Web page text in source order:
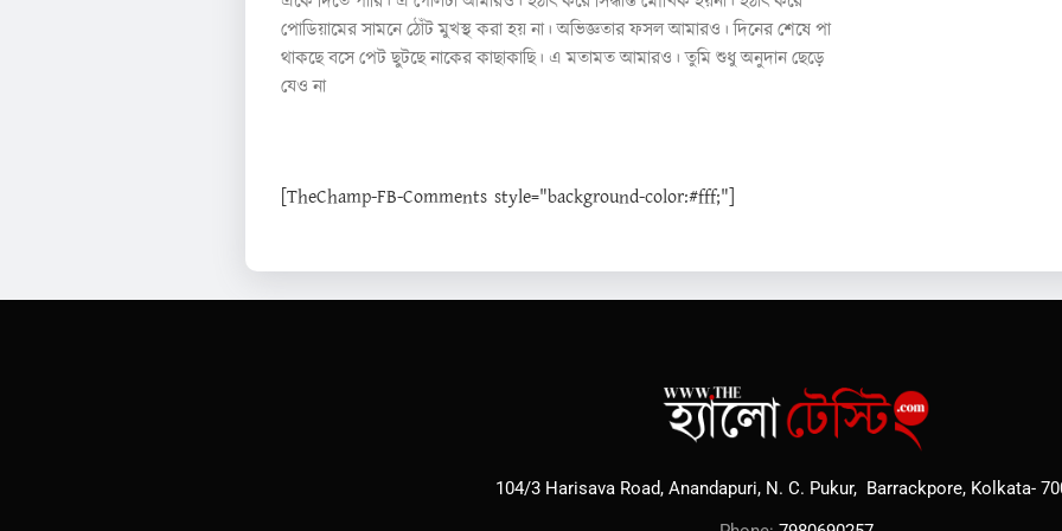
পোডিয়ামের সামনে ঠোঁট মুখস্থ করা হয় না। অভিজ্ঞতার ফসল আমারও। দিনের শেষে পা
থাকছে বসে পেট ছুটছে নাকের কাছাকাছি। এ মতামত আমারও। তুমি শুধু অনুদান ছেড়ে
যেও না
[TheChamp-FB-Comments style="background-color:#fff;"]
104/3 Harisava Road, Anandapuri, N. C. Pukur, Barrackpore, Kolkata-